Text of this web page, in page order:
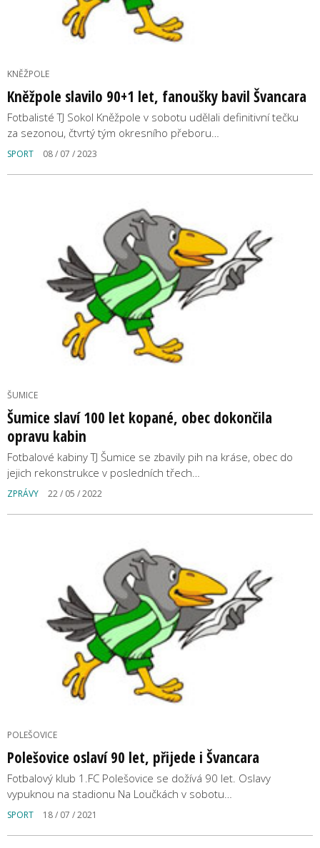
KNĚŽPOLE
Kněžpole slavilo 90+1 let, fanoušky bavil Švancara
Fotbalisté TJ Sokol Kněžpole v sobotu udělali definitivní tečku
za sezonou, čtvrtý tým okresního přeboru…
SPORT 08 / 07 / 2023
ŠUMICE
Šumice slaví 100 let kopané, obec dokončila
opravu kabin
Fotbalové kabiny TJ Šumice se zbavily pih na kráse, obec do
jejich rekonstrukce v posledních třech…
ZPRÁVY 22 / 05 / 2022
POLEŠOVICE
Polešovice oslaví 90 let, přijede i Švancara
Fotbalový klub 1.FC Polešovice se dožívá 90 let. Oslavy
vypuknou na stadionu Na Loučkách v sobotu…
SPORT 18 / 07 / 2021